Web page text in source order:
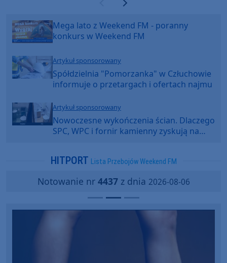
Poprzednia strona
Następna strona
Mega lato z Weekend FM - poranny
konkurs w Weekend FM
Artykuł sponsorowany
Spółdzielnia "Pomorzanka" w Człuchowie
informuje o przetargach i ofertach najmu
Artykuł sponsorowany
Nowoczesne wykończenia ścian. Dlaczego
SPC, WPC i fornir kamienny zyskują na
HITPORT Lista Przebojów Weekend FM
Notowanie nr 4437z dnia 2026-08-06